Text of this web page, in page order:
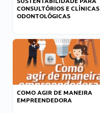
CONSULTÓRIOS E CLÍNICAS
ODONTOLÓGICAS
COMO AGIR DE MANEIRA
EMPREENDEDORA